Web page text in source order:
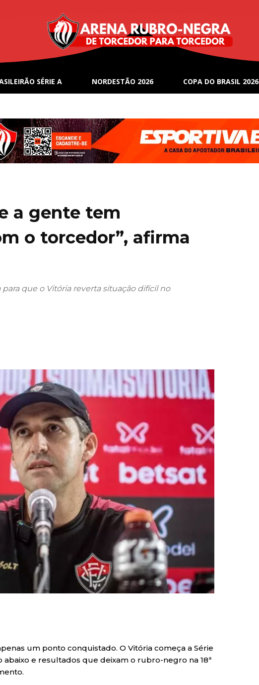
SÉRIE A NORDESTÃO 2026 COPA DO BRASIL 2026
a gente tem
o torcedor”, afirma
que o Vitória reverta situação difícil no
um ponto conquistado. O Vitória começa a Série
e resultados que deixam o rubro-negro na 18ª